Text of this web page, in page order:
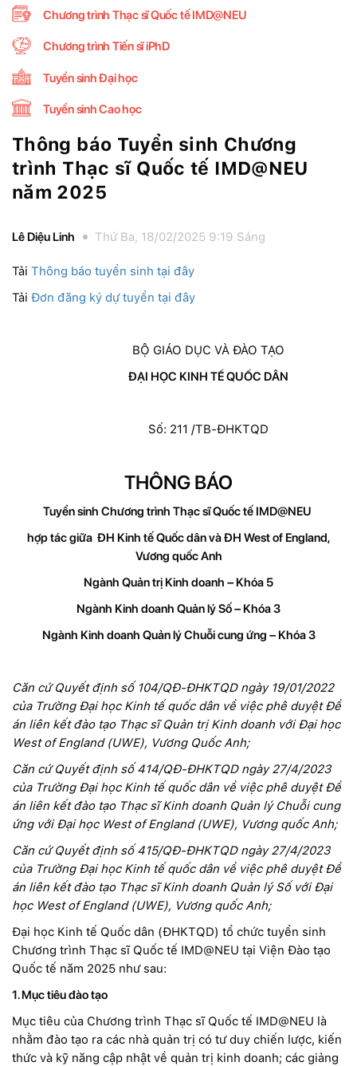
Chương trình Thạc sĩ Quốc tế IMD@NEU
Chương trình Tiến sĩ iPhD
Tuyển sinh Đại học
Tuyển sinh Cao học
Thông báo Tuyển sinh Chương
trình Thạc sĩ Quốc tế IMD@NEU
năm 2025
Lê Diệu Linh Thứ Ba, 18/02/2025 9:19 Sáng
Tải Thông báo tuyển sinh tại đây
Tải Đơn đăng ký dự tuyển tại đây
BỘ GIÁO DỤC VÀ ĐÀO TẠO
ĐẠI HỌC KINH TẾ QUỐC DÂN
Số: 211 /TB-ĐHKTQD
THÔNG BÁO
Tuyển sinh Chương trình Thạc sĩ Quốc tế IMD@NEU
hợp tác giữa ĐH Kinh tế Quốc dân và ĐH West of England,
Vương quốc Anh
Ngành Quản trị Kinh doanh – Khóa 5
Ngành Kinh doanh Quản lý Số – Khóa 3
Ngành Kinh doanh Quản lý Chuỗi cung ứng – Khóa 3
Căn cứ Quyết định số 104/QĐ-ĐHKTQD ngày 19/01/2022
của Trường Đại học Kinh tế quốc dân về việc phê duyệt Đề
án liên kết đào tạo Thạc sĩ Quản trị Kinh doanh với Đại học
West of England (UWE), Vương Quốc Anh;
Căn cứ Quyết định số 414/QĐ-ĐHKTQD ngày 27/4/2023
của Trường Đại học Kinh tế quốc dân về việc phê duyệt Đề
án liên kết đào tạo Thạc sĩ Kinh doanh Quản lý Chuỗi cung
ứng với Đại học West of England (UWE), Vương quốc Anh;
Căn cứ Quyết định số 415/QĐ-ĐHKTQD ngày 27/4/2023
của Trường Đại học Kinh tế quốc dân về việc phê duyệt Đề
án liên kết đào tạo Thạc sĩ Kinh doanh Quản lý Số với Đại
học West of England (UWE), Vương quốc Anh;
Đại học Kinh tế Quốc dân (ĐHKTQD) tổ chức tuyển sinh
Chương trình Thạc sĩ Quốc tế IMD@NEU tại Viện Đào tạo
Quốc tế năm 2025 như sau:
1. Mục tiêu đào tạo
Mục tiêu của Chương trình Thạc sĩ Quốc tế IMD@NEU là
nhằm đào tạo ra các nhà quản trị có tư duy chiến lược, kiến
thức và kỹ năng cập nhật về quản trị kinh doanh; các giảng